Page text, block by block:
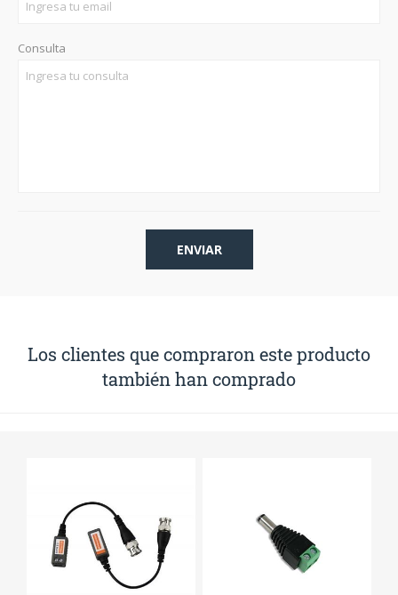
Consulta
Los clientes que compraron este producto
también han comprado